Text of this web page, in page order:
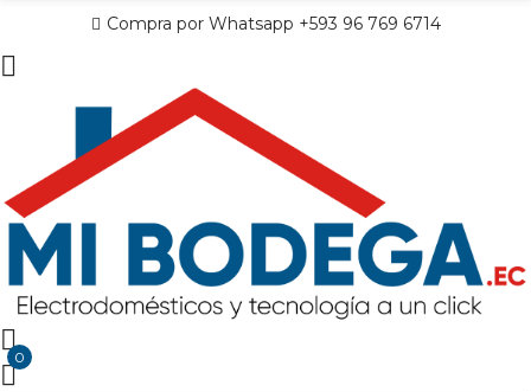
Compra por Whatsapp +593 96 769 6714
0